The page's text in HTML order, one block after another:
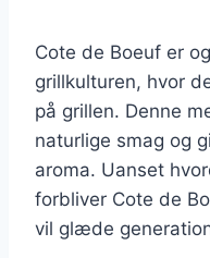
Cote de Boeuf er
grillkulturen, hvor
på grillen. Denne
naturlige smag og
aroma. Uanset
forbliver Cote de
vil glæde